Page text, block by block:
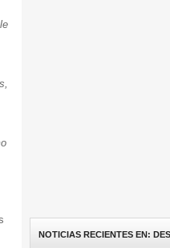
NOTICIAS RECIENTES EN: